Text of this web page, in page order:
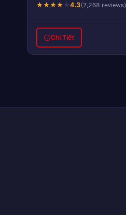
★★★★★4.3(2,268 reviews)
Chi Tiết